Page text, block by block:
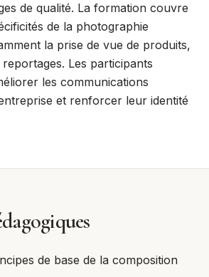
de qualité. La formation couvre
de la photographie
la prise de vue de produits,
Les participants
les communications
et renforcer leur identité
de base de la composition